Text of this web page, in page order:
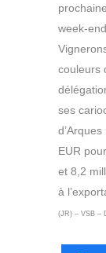
week-
couleurs
ses
EUR
et 8,2
à
(JR) – VSB –